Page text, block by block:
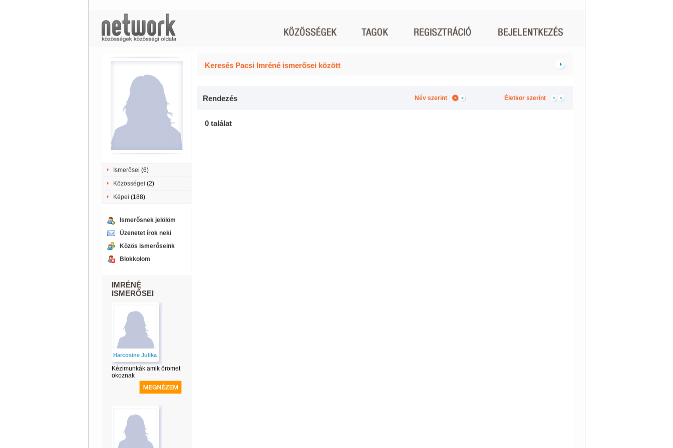
Ismerősei (6)
Közösségei (2)
Képei (188)
Ismerősnek jelölöm
Üzenetet írok neki
Közös ismerőseink
Blokkolom
IMRÉNÉ
ISMERŐSEI
Harcosine Julika
Kézimunkák amik örömet
okoznak
Keresés Pacsi Imréné ismerősei között
Rendezés Név szerint Életkor szerint
0 találat